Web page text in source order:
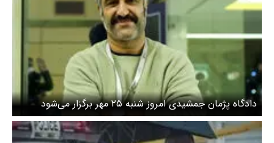
دادگاه پژمان جمشیدی امروز شنبه ۲۵ مهر برگزار می‌شود